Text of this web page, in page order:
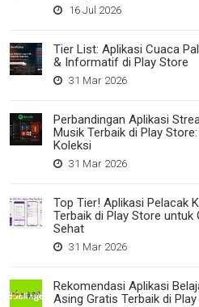
16 Jul 2026
Tier List: Aplikasi Cuaca
& Informatif di Play Store
31 Mar 2026
Perbandingan Aplikasi
Musik Terbaik di Play
Koleksi
31 Mar 2026
Top Tier! Aplikasi Pelacak
Terbaik di Play Store untuk
Sehat
31 Mar 2026
Rekomendasi Aplikasi
Asing Gratis Terbaik di